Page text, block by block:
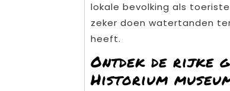
lokale bevolking als
zeker doen watertanden
heeft.
Ontdek de rijke
Historium